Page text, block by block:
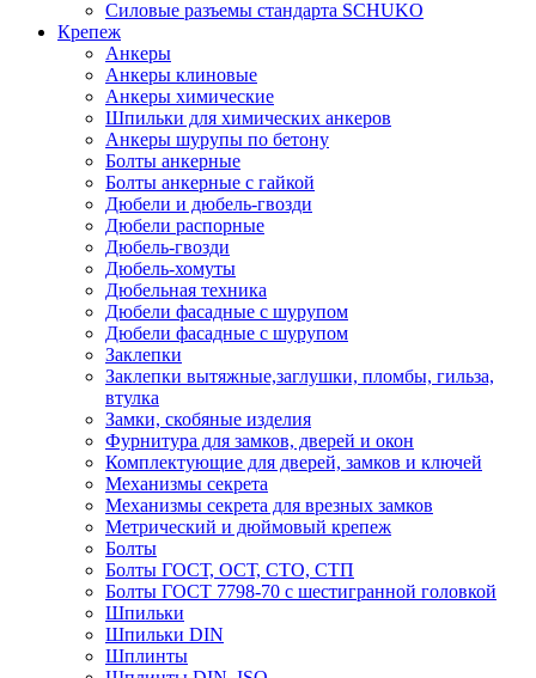
Силовые разъемы стандарта SCHUKO
Крепеж
Анкеры
Анкеры клиновые
Анкеры химические
Шпильки для химических анкеров
Анкеры шурупы по бетону
Болты анкерные
Болты анкерные с гайкой
Дюбели и дюбель-гвозди
Дюбели распорные
Дюбель-гвозди
Дюбель-хомуты
Дюбельная техника
Дюбели фасадные с шурупом
Дюбели фасадные с шурупом
Заклепки
Заклепки вытяжные,заглушки, пломбы, гильза,
втулка
Замки, скобяные изделия
Фурнитура для замков, дверей и окон
Комплектующие для дверей, замков и ключей
Механизмы секрета
Механизмы секрета для врезных замков
Метрический и дюймовый крепеж
Болты
Болты ГОСТ, ОСТ, СТО, СТП
Болты ГОСТ 7798-70 с шестигранной головкой
Шпильки
Шпильки DIN
Шплинты